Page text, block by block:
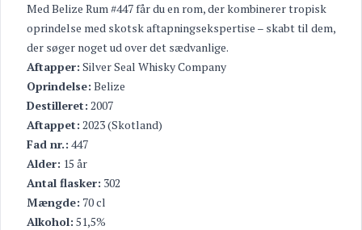
Med Belize Rum #447 får du en rom, der kombinerer tropisk
oprindelse med skotsk aftapningsekspertise – skabt til dem,
der søger noget ud over det sædvanlige.
Aftapper: Silver Seal Whisky Company
Oprindelse: Belize
Destilleret: 2007
Aftappet: 2023 (Skotland)
Fad nr.: 447
Alder: 15 år
Antal flasker: 302
Mængde: 70 cl
Alkohol: 51,5%